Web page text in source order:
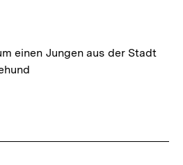
einen Jungen aus der Stadt